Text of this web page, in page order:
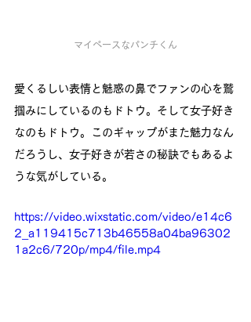
マイペースなパンチくん
愛くるしい表情と魅惑の鼻でファンの心を鷲
掴みにしているのもドトウ。そして女子好き
なのもドトウ。このギャップがまた魅力なん
だろうし、女子好きが若さの秘訣でもあるよ
うな気がしている。
https://video.wixstatic.com/video/e14c6
2_a119415c713b46558a04ba96302
1a2c6/720p/mp4/file.mp4